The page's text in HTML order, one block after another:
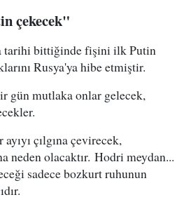
çekecek"
tarihi bittiğinde fişini ilk Putin
Rusya'ya hibe etmiştir.
gün mutlaka onlar gelecek,
çılgına çevirecek,
neden olacaktır. Hodri meydan...
sadece bozkurt ruhunun